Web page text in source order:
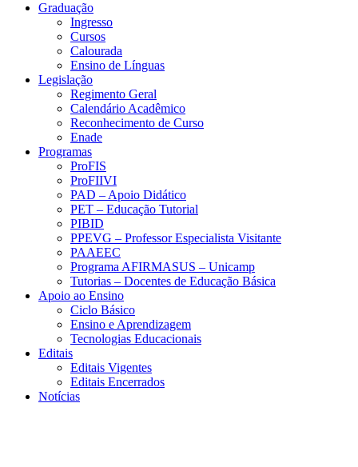
Graduação
Ingresso
Cursos
Calourada
Ensino de Línguas
Legislação
Regimento Geral
Calendário Acadêmico
Reconhecimento de Curso
Enade
Programas
ProFIS
ProFIIVI
PAD – Apoio Didático
PET – Educação Tutorial
PIBID
PPEVG – Professor Especialista Visitante
PAAEEC
Programa AFIRMASUS – Unicamp
Tutorias – Docentes de Educação Básica
Apoio ao Ensino
Ciclo Básico
Ensino e Aprendizagem
Tecnologias Educacionais
Editais
Editais Vigentes
Editais Encerrados
Notícias